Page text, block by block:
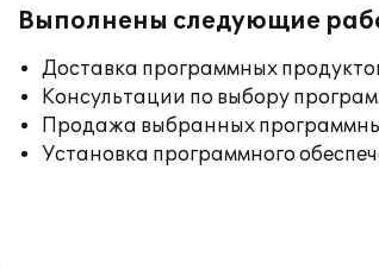
Выполнены следующие
Доставка программных
Консультации по выбору
Продажа выбранных
Установка программного